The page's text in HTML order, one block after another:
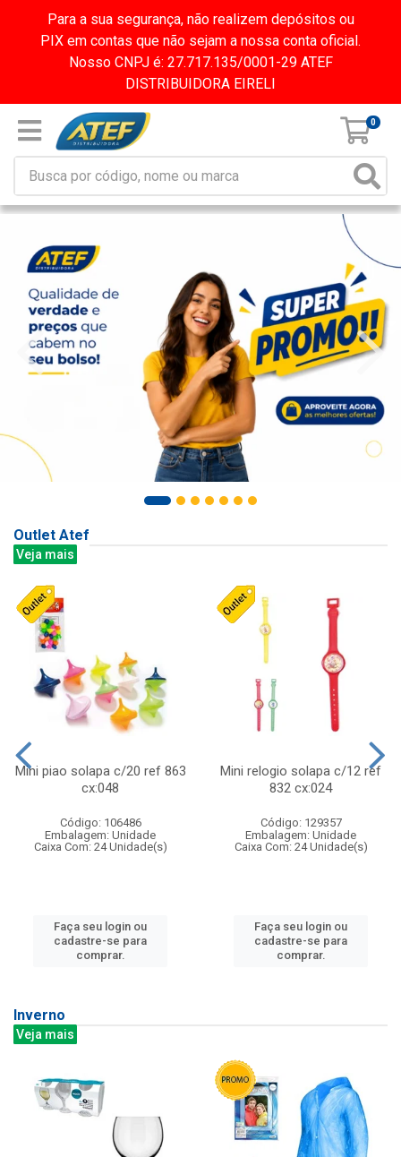
Para a sua segurança, não realizem depósitos ou
PIX em contas que não sejam a nossa conta oficial.
Nosso CNPJ é: 27.717.135/0001-29 ATEF
DISTRIBUIDORA EIRELI
0
Outlet Atef
Veja mais
Mini piao solapa c/20 ref 863
cx:048
Código: 106486
Embalagem: Unidade
Caixa Com: 24 Unidade(s)
Faça seu login ou
cadastre-se para
comprar.
Mini relogio solapa c/12 ref
832 cx:024
Código: 129357
Embalagem: Unidade
Caixa Com: 24 Unidade(s)
Faça seu login ou
cadastre-se para
comprar.
Inverno
Veja mais